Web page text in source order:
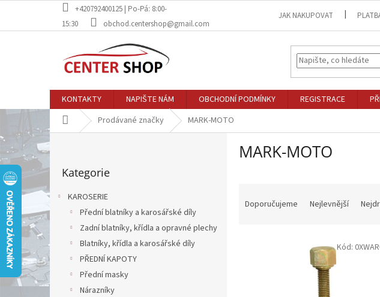
obsah
+420792400125 | Po-Pá: 8:00-
15:30
obchod.centershop@gmail.com
JAK NAKUPOVAT
KONTAKTY NAPIŠTE NÁM OBCHODNÍ PODMÍNKY REGISTRACE
Domů Prodávané značky MARK-MOTO
P
o
s
r
n
í
p
a
n
kategorie
Kategorie
KAROSERIE
Přední blatníky a karosářské díly
Zadní blatníky, křídla a opravné plechy
Blatníky, křídla a karosářské díly
PŘEDNÍ KAPOTY
Přední masky
Nárazníky
MARK-MOTO
Doporučujeme Nejlevnější
Kód: